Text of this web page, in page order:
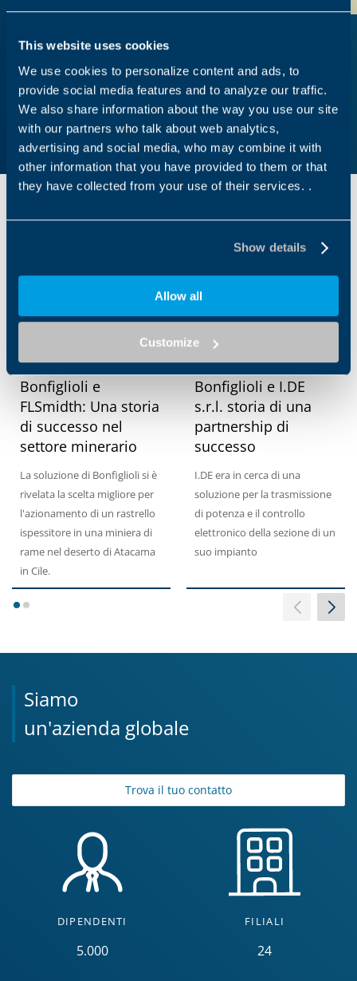
This website uses cookies
We use cookies to personalize content and ads, to
provide social media features and to analyze our traffic.
We also share information about the way you use our site
with our partners who talk about web analytics,
advertising and social media, who may combine it with
other information that you have provided to them or that
they have collected from your use of their services. .
Show details
Allow all
Customize
LA NOSTRA VISIONE
Storie
Storia di successo
Bonfiglioli e
FLSmidth: Una storia
di successo nel
settore minerario
La soluzione di Bonfiglioli si è
rivelata la scelta migliore per
l'azionamento di un rastrello
ispessitore in una miniera di
rame nel deserto di Atacama
in Cile.
Storia di successo
Bonfiglioli e I.DE
s.r.l. storia di una
partnership di
successo
I.DE era in cerca di una
soluzione per la trasmissione
di potenza e il controllo
elettronico della sezione di un
suo impianto
12
Siamo
un'azienda globale
Trova il tuo contatto
DIPENDENTI
5.000
FILIALI
24